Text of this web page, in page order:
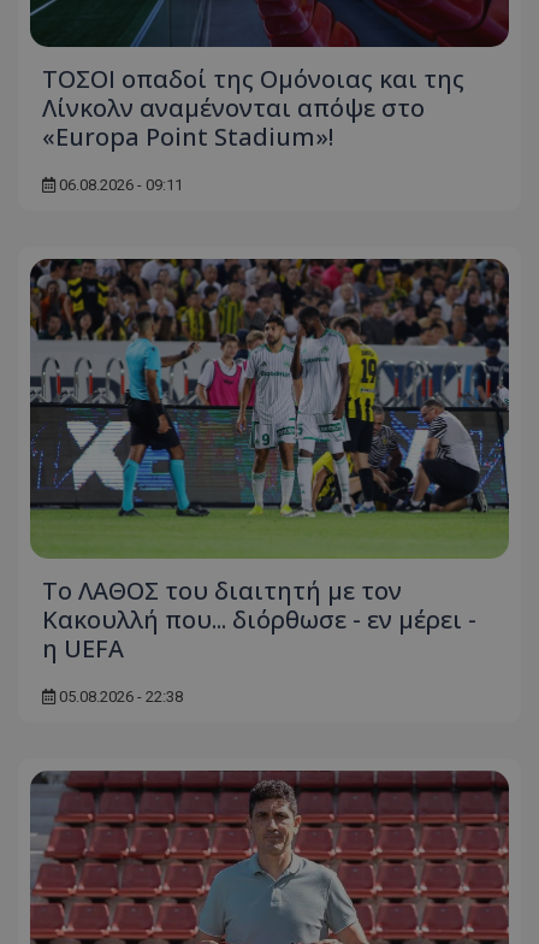
ΤΟΣΟΙ οπαδοί της Ομόνοιας και της
Λίνκολν αναμένονται απόψε στο
«Europa Point Stadium»!
06.08.2026 - 09:11
Το ΛΑΘΟΣ του διαιτητή με τον
Κακουλλή που... διόρθωσε - εν μέρει -
η UEFA
05.08.2026 - 22:38